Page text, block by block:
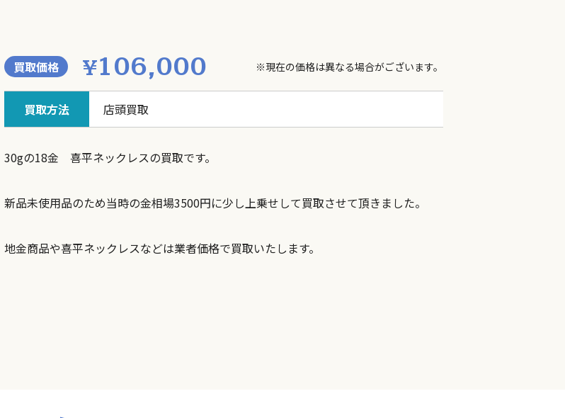
買取価格 ¥106,000 ※現在の価格は異なる場合がございます。
買取方法 店頭買取
30gの18金 喜平ネックレスの買取です。
新品未使用品のため当時の金相場3500円に少し上乗せして買取させて頂きました。
地金商品や喜平ネックレスなどは業者価格で買取いたします。